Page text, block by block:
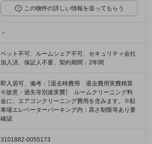
この物件の詳しい情報を送ってもらう
－
ペット不可、ルームシェア不可、セキュリティ会社
加入済、保証人不要、契約期間：2年間
即入居可、備考：［退去時費用 退去費用実費精算
※故意・過失等別途実費］ ルームクリーニング料
金に、エアコンクリーニング費用を含みます。※駐
車場エレベーターパーキング内：高さ制限等あり要
確認
3101882-0055173